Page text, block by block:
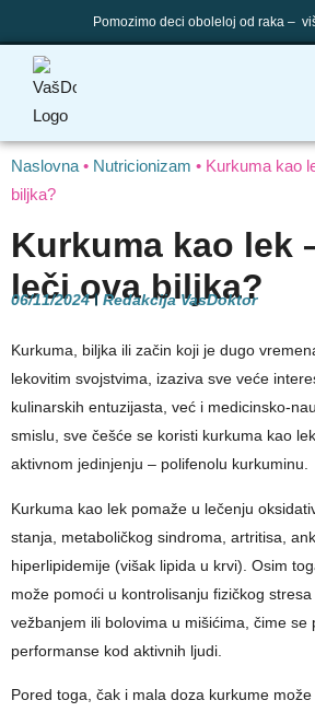
Pomozimo deci oboleloj od raka –
Naslovna • Nutricionizam • Kurkuma kao
biljka?
Kurkuma kao lek
leči ova biljka?
06/11/2024 Redakcija VasDoktor
Kurkuma, biljka ili začin koji je dugo
lekovitim svojstvima, izaziva sve veće
kulinarskih entuzijasta, već i medicinsko-
smislu, sve češće se koristi kurkuma kao
aktivnom jedinjenju – polifenolu kurkuminu.
Kurkuma kao lek pomaže u lečenju
stanja, metaboličkog sindroma, artritisa,
hiperlipidemije (višak lipida u krvi). Osim
može pomoći u kontrolisanju fizičkog
vežbanjem ili bolovima u mišićima, čime se
performanse kod aktivnih ljudi.
Pored toga, čak i mala doza kurkume